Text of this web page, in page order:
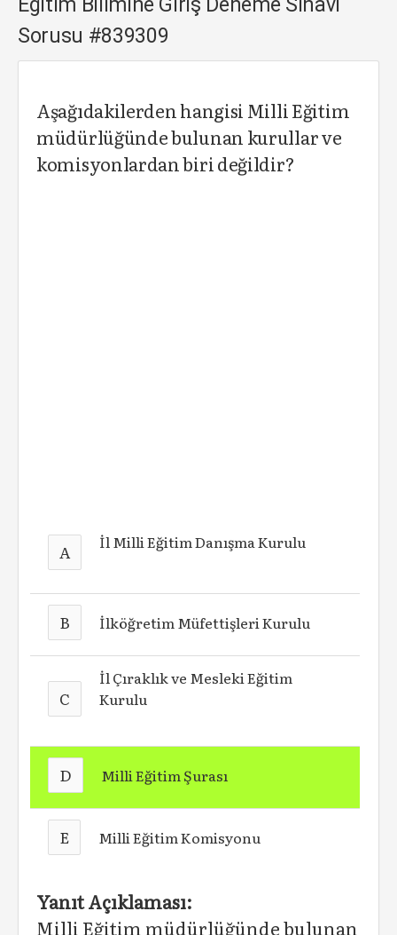
Eğitim Bilimine Giriş Deneme Sınavı
Sorusu #839309
Aşağıdakilerden hangisi Milli Eğitim
müdürlüğünde bulunan kurullar ve
komisyonlardan biri değildir?
A İl Milli Eğitim Danışma Kurulu
B İlköğretim Müfettişleri Kurulu
C
İl Çıraklık ve Mesleki Eğitim
Kurulu
D Milli Eğitim Şurası
E Milli Eğitim Komisyonu
Yanıt Açıklaması:
Milli Eğitim müdürlüğünde bulunan